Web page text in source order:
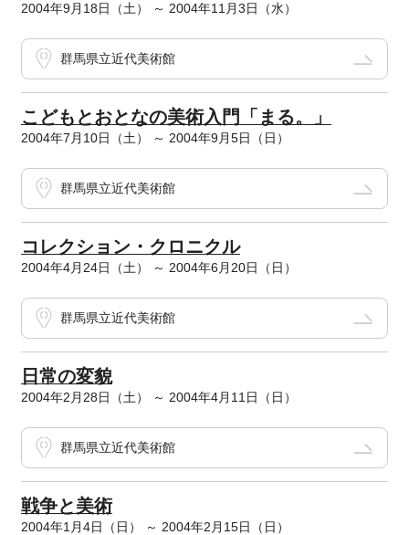
2004年9月18日（土） ～ 2004年11月3日（水）
群馬県立近代美術館
こどもとおとなの美術入門「まる。」
2004年7月10日（土） ～ 2004年9月5日（日）
群馬県立近代美術館
コレクション・クロニクル
2004年4月24日（土） ～ 2004年6月20日（日）
群馬県立近代美術館
日常の変貌
2004年2月28日（土） ～ 2004年4月11日（日）
群馬県立近代美術館
戦争と美術
2004年1月4日（日） ～ 2004年2月15日（日）